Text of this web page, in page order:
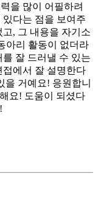
을 많이 어필하려
다는 점을 보여주
, 그 내용을 자기소
아리 활동이 없더라
잘 드러낼 수 있는
에서 잘 설명한다
을 거예요! 응원합니
요! 도움이 되셨다